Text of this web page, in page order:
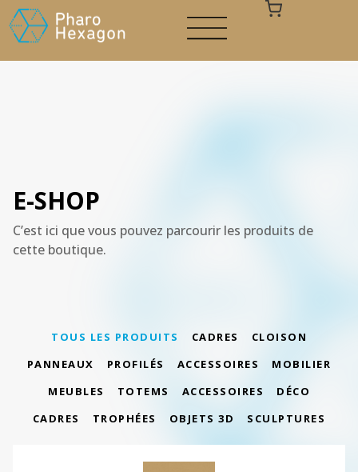
E-SHOP
C’est ici que vous pouvez parcourir les produits de
cette boutique.
CADRES
CLOISON
PANNEAUX
PROFILÉS ACCESSOIRES
MOBILIER
MEUBLES
TOTEMS ACCESSOIRES
DÉCO
CADRES
TROPHÉES OBJETS 3D SCULPTURES
TOUS LES PRODUITS